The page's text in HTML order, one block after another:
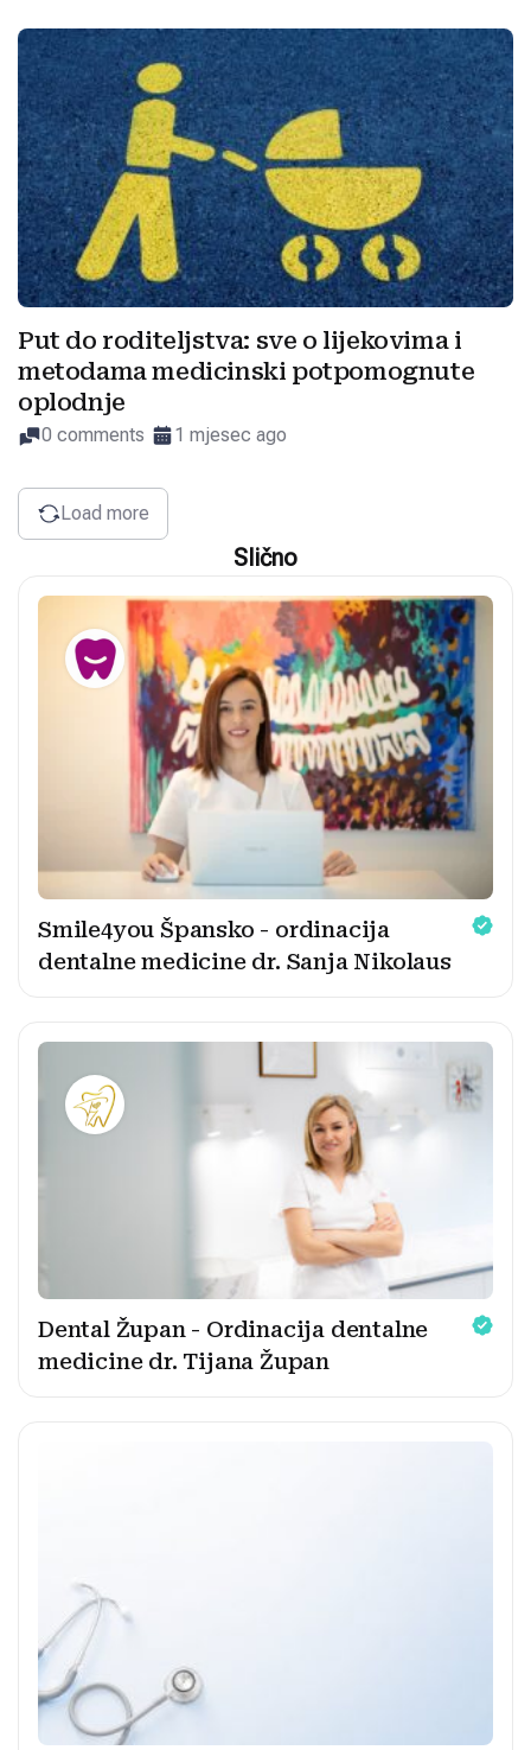
Put do roditeljstva: sve o lijekovima i
metodama medicinski potpomognute
oplodnje
0 comments 1 mjesec ago
Load more
Slično
Smile4you Špansko - ordinacija
dentalne medicine dr. Sanja Nikolaus
Dental Župan - Ordinacija dentalne
medicine dr. Tijana Župan